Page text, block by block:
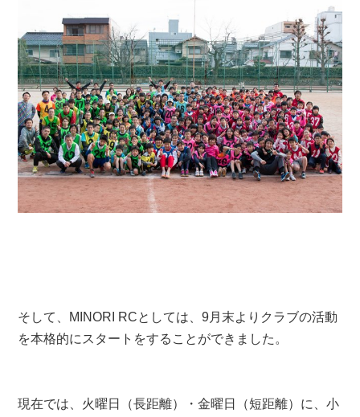
そして、MINORI RCとしては、9月末よりクラブの活動
を本格的にスタートをすることができました。
現在では、火曜日（長距離）・金曜日（短距離）に、小